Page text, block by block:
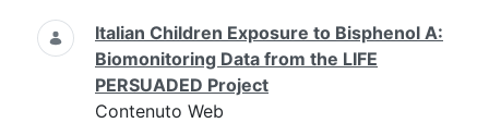
Ricerca
Italian Children Exposure to Bisphenol A:
Biomonitoring Data from the LIFE
PERSUADED Project
Contenuto Web